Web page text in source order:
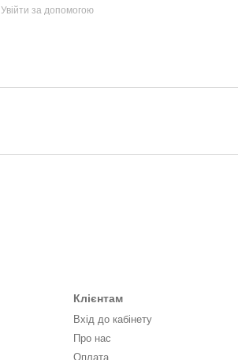
Увійти за допомогою
Клієнтам
Вхід до кабінету
Про нас
Оплата